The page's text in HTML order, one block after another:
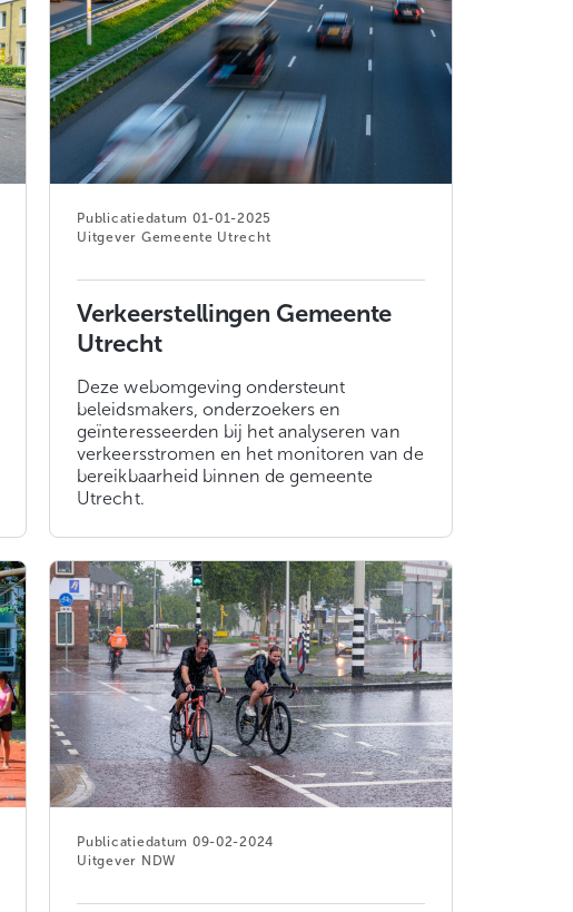
01-01-2025
Gemeente Utrecht
Verkeerstellingen Gemeente
Utrecht
Deze webomgeving ondersteunt
beleidsmakers, onderzoekers en
geïnteresseerden bij het analyseren van
verkeersstromen en het monitoren van de
bereikbaarheid binnen de gemeente
Utrecht.
09-02-2024
NDW